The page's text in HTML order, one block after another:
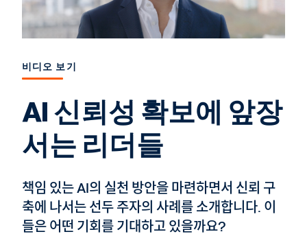
비디오 보기
AI 신뢰성 확보에 앞장
서는 리더들
책임 있는 AI의 실천 방안을 마련하면서 신뢰 구
축에 나서는 선두 주자의 사례를 소개합니다. 이
들은 어떤 기회를 기대하고 있을까요?